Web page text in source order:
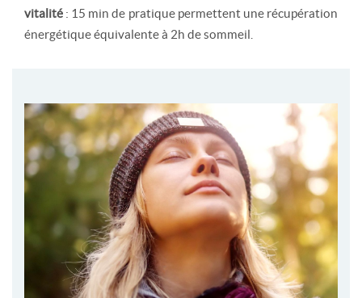
vitalité : 15 min de pratique permettent une récupération
énergétique équivalente à 2h de sommeil.